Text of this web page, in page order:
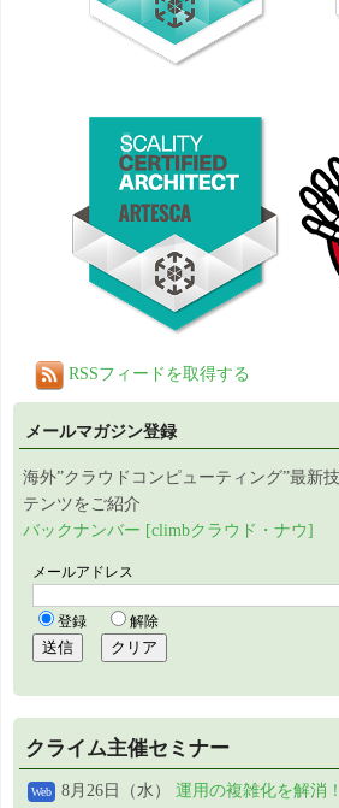
RSSフィードを取得する
メールマガジン登録
海外”クラウドコンピューティング”最新
テンツをご紹介
バックナンバー [climbクラウド・ナウ]
クライム主催セミナー
Web 8月26日（水） 運用の複雑化を解消